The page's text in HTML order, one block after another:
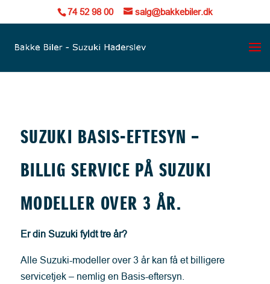
74 52 98 00 salg@bakkebiler.dk
SUZUKI BASIS-EFTESYN –
BILLIG SERVICE PÅ SUZUKI
MODELLER OVER 3 ÅR.
Er din Suzuki fyldt tre år?
Alle Suzuki-modeller over 3 år kan få et billigere
servicetjek – nemlig en Basis-eftersyn.